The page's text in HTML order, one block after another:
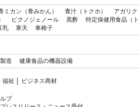
ミカン（青みかん） 青汁（トクホ）
アガリク
ピクノジェノール 黒酢
特定保健用食品（ト
乳 寒天 車椅子
造 健康食品の機器設備
福祉 ビジネス商材
プ